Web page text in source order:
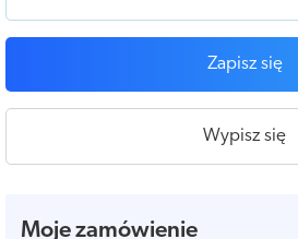
Zapisz się
Wypisz się
Moje zamówienie